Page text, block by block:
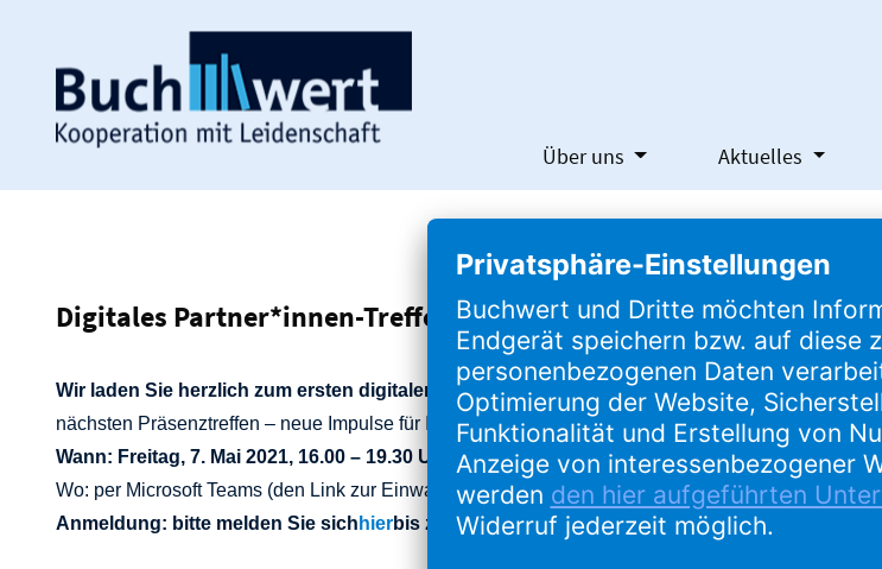
Über uns Aktuelles
Digitales Partner*innen-Treffen am 7. Mai – jetzt anmelden!
Wir laden Sie herzlich zum ersten digitalen Buchwert Partner*innen-Treffen am 07. Mai 2021
nächsten Präsenztreffen – neue Impulse für Ihr Geschäft mitzunehmen und sich mit Ihren
Wann: Freitag, 7. Mai 2021, 16.00 – 19.30 Uhr
Wo: per Microsoft Teams (den Link zur Einwahl und weitere Informationen erhalten Sie nach der
Anmeldung: bitte melden Sie sich hierbis zum 30.04. an